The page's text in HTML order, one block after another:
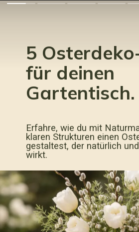
5
für deinen
Gartentisch.
Erfahre, wie du mit
klaren Strukturen einen
gestaltest, der natürlich
wirkt.